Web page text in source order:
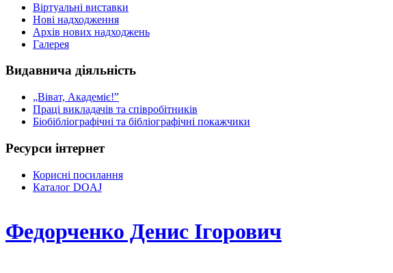
Віртуальні виставки
Нові надходження
Архів нових надходжень
Галерея
Видавнича діяльність
„Віват, Академіє!”
Праці викладачів та співробітників
Біобібліографічні та бібліографічні покажчики
Ресурси інтернет
Корисні посилання
Каталог DOAJ
Федорченко Денис Ігорович